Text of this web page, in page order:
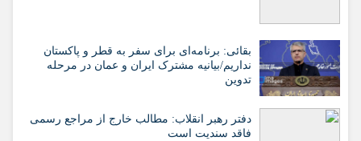
بقائی: برنامه‌ای برای سفر به قطر و پاکستان
نداریم/بیانیه مشترک ایران و عمان در مرحله
تدوین
دفتر رهبر انقلاب: مطالب خارج از مراجع رسمی
فاقد سندیت است